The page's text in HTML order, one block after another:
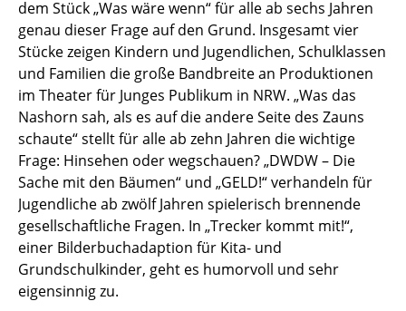
dem Stück „Was wäre wenn“ für alle ab sechs Jahren
genau dieser Frage auf den Grund. Insgesamt vier
Stücke zeigen Kindern und Jugendlichen, Schulklassen
und Familien die große Bandbreite an Produktionen
im Theater für Junges Publikum in NRW. „Was das
Nashorn sah, als es auf die andere Seite des Zauns
schaute“ stellt für alle ab zehn Jahren die wichtige
Frage: Hinsehen oder wegschauen? „DWDW – Die
Sache mit den Bäumen“ und „GELD!“ verhandeln für
Jugendliche ab zwölf Jahren spielerisch brennende
gesellschaftliche Fragen. In „Trecker kommt mit!“,
einer Bilderbuchadaption für Kita- und
Grundschulkinder, geht es humorvoll und sehr
eigensinnig zu.